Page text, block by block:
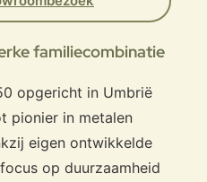
familiecombinatie
opgericht in Umbrië
pionier in metalen
eigen ontwikkelde
op duurzaamheid